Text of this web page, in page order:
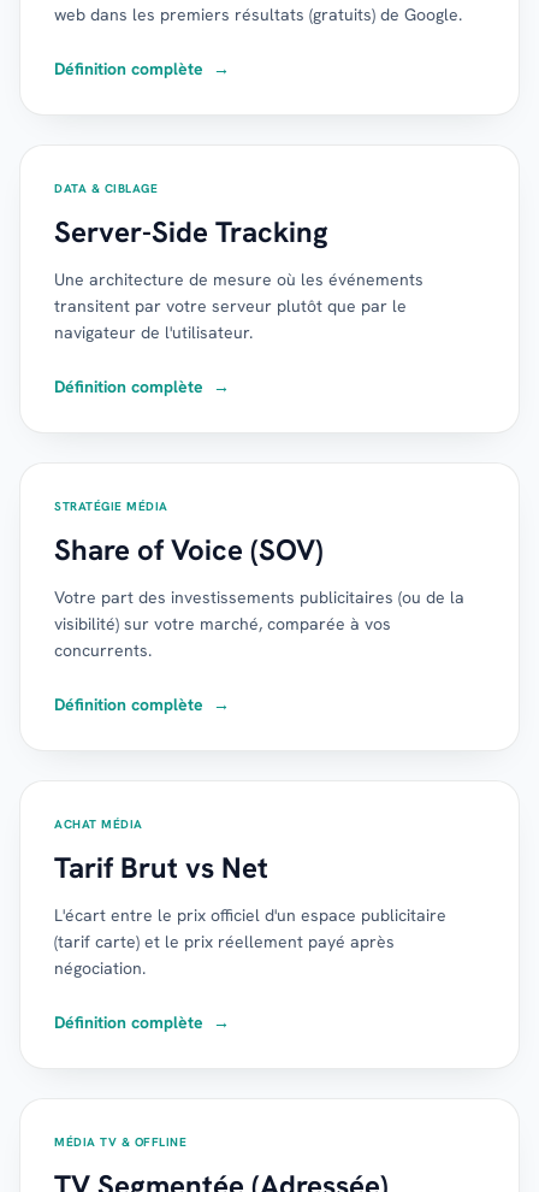
web dans les premiers résultats (gratuits) de Google.
Définition complète →
DATA & CIBLAGE
Server-Side Tracking
Une architecture de mesure où les événements
transitent par votre serveur plutôt que par le
navigateur de l'utilisateur.
Définition complète →
STRATÉGIE MÉDIA
Share of Voice (SOV)
Votre part des investissements publicitaires (ou de la
visibilité) sur votre marché, comparée à vos
concurrents.
Définition complète →
ACHAT MÉDIA
Tarif Brut vs Net
L'écart entre le prix officiel d'un espace publicitaire
(tarif carte) et le prix réellement payé après
négociation.
Définition complète →
MÉDIA TV & OFFLINE